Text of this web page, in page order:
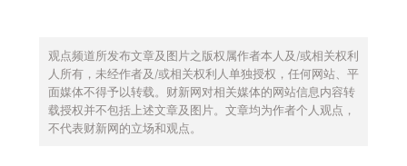
观点频道所发布文章及图片之版权属作者本人及/或相关权利
人所有，未经作者及/或相关权利人单独授权，任何网站、平
面媒体不得予以转载。财新网对相关媒体的网站信息内容转
载授权并不包括上述文章及图片。文章均为作者个人观点，
不代表财新网的立场和观点。